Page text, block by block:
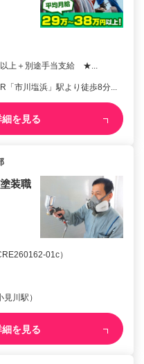
以上＋別途手当支給 ★...
「市川塩浜」駅より徒歩8分...
細を見る
装職
01c）
川駅）
細を見る